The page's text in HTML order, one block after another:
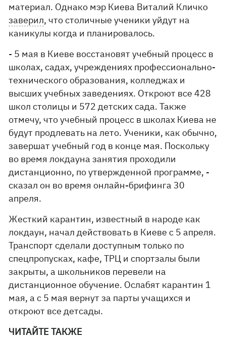
материал. Однако мэр Киева Виталий Кличко
заверил, что столичные ученики уйдут на
каникулы когда и планировалось.
- 5 мая в Киеве восстановят учебный процесс в
школах, садах, учреждениях профессионально-
технического образования, колледжах и
высших учебных заведениях. Откроют все 428
школ столицы и 572 детских сада. Также
отмечу, что учебный процесс в школах Киева не
будут продлевать на лето. Ученики, как обычно,
завершат учебный год в конце мая. Поскольку
во время локдауна занятия проходили
дистанционно, по утвержденной программе, -
сказал он во время онлайн-брифинга 30
апреля.
Жесткий карантин, известный в народе как
локдаун, начал действовать в Киеве с 5 апреля.
Транспорт сделали доступным только по
спецпропусках, кафе, ТРЦ и спортзалы были
закрыты, а школьников перевели на
дистанционное обучение. Ослабят карантин 1
мая, а с 5 мая вернут за парты учащихся и
откроют все детсады.
ЧИТАЙТЕ ТАКЖЕ